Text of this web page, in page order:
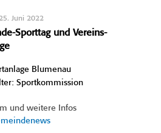
Juni 2022
Sporttag und Vereins-
Blumenau
Sportkommission
und weitere Infos